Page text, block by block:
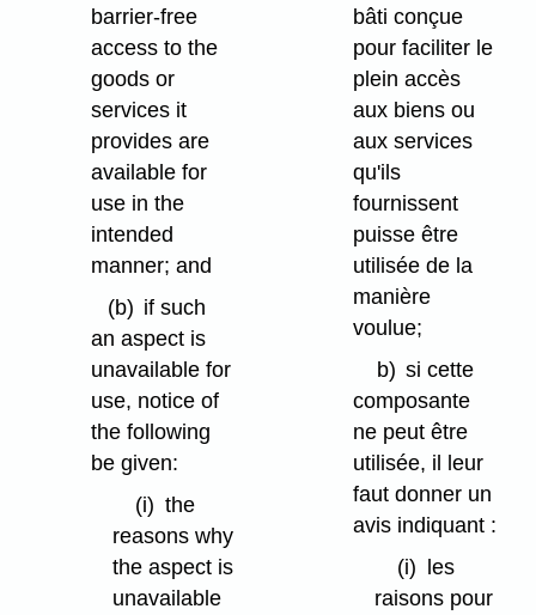
barrier-free
access to the
goods or
services it
provides are
available for
use in the
intended
manner; and
(b) if such
an aspect is
unavailable for
use, notice of
the following
be given:
(i) the
reasons why
the aspect is
unavailable
bâti conçue
pour faciliter le
plein accès
aux biens ou
aux services
qu'ils
fournissent
puisse être
utilisée de la
manière
voulue;
b) si cette
composante
ne peut être
utilisée, il leur
faut donner un
avis indiquant :
(i) les
raisons pour